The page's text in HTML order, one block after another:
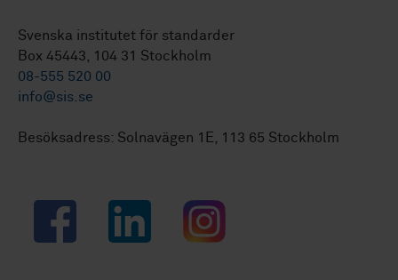
Svenska institutet för standarder
Box 45443, 104 31 Stockholm
08-555 520 00
info@sis.se
Besöksadress: Solnavägen 1E, 113 65 Stockholm
Facebook LinkedIn Instagram